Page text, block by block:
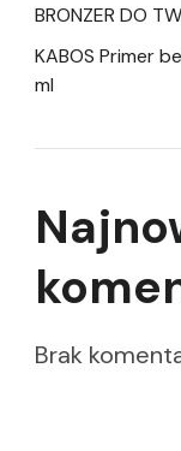
BRONZER DO
KABOS Primer
ml
Brak